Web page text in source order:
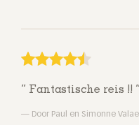
Fantastische reis !!
Door Paul en Simonne